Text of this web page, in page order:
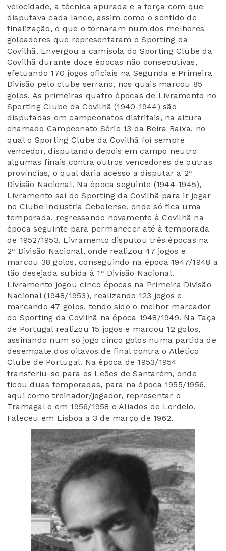
velocidade, a técnica apurada e a força com que
disputava cada lance, assim como o sentido de
finalização, o que o tornaram num dos melhores
goleadores que representaram o Sporting da
Covilhã. Envergou a camisola do Sporting Clube da
Covilhã durante doze épocas não consecutivas,
efetuando 170 jogos oficiais na Segunda e Primeira
Divisão pelo clube serrano, nos quais marcou 85
golos. As primeiras quatro épocas de Livramento no
Sporting Clube da Covilhã (1940-1944) são
disputadas em campeonatos distritais, na altura
chamado Campeonato Série 13 da Beira Baixa, no
qual o Sporting Clube da Covilhã foi sempre
vencedor, disputando depois em campo neutro
algumas finais contra outros vencedores de outras
províncias, o qual daria acesso a disputar a 2ª
Divisão Nacional. Na época seguinte (1944-1945),
Livramento sai do Sporting da Covilhã para ir jogar
no Clube Indústria Cebolense, onde só fica uma
temporada, regressando novamente à Covilhã na
época seguinte para permanecer até à temporada
de 1952/1953. Livramento disputou três épocas na
2ª Divisão Nacional, onde realizou 47 jogos e
marcou 38 golos, conseguindo na época 1947/1948 a
tão desejada subida à 1ª Divisão Nacional.
Livramento jogou cinco épocas na Primeira Divisão
Nacional (1948/1953), realizando 123 jogos e
marcando 47 golos, tendo sido o melhor marcador
do Sporting da Covilhã na época 1948/1949. Na Taça
de Portugal realizou 15 jogos e marcou 12 golos,
assinando num só jogo cinco golos numa partida de
desempate dos oitavos de final contra o Atlético
Clube de Portugal. Na época de 1953/1954
transferiu-se para os Leões de Santarém, onde
ficou duas temporadas, para na época 1955/1956,
aqui como treinador/jogador, representar o
Tramagal e em 1956/1958 o Aliados de Lordelo.
Faleceu em Lisboa a 3 de março de 1962.